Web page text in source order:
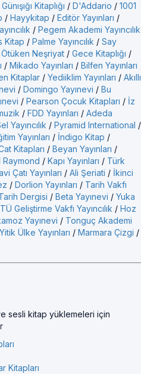
Günışığı Kitaplığı / D'Addario / 1001
/ Hayykitap / Editör Yayınları /
/ Pegem Akademi Yayıncılık
Kitap / Palme Yayıncılık / Say
Ötüken Neşriyat / Gece Kitaplığı /
/ Mikado Yayınları / Bilfen Yayınları
Kitaplar / Yediiklim Yayınları / Akıllı
/ Domingo Yayınevi / Bu
/ Pearson Çocuk Kitapları / İz
/ FDD Yayınları / Adeda
Yayıncılık / Pyramid International /
Yayınları / İndigo Kitap /
Kitapları / Beyan Yayınları /
Raymond / Kapı Yayınları / Türk
Çatı Yayınları / Ali Şeriati / İkinci
/ Dorlion Yayınları / Tarih Vakfı
Dergisi / Beta Yayınevi / Yuka
Geliştirme Vakfı Yayıncılık / Hoz
Yayınevi / Tonguç Akademi
Yitik Ülke Yayınları / Marmara Çizgi /
sesli kitap yüklemeleri için
Kitapları